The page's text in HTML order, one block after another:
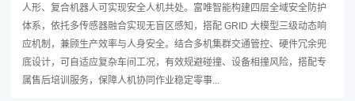
人形、复合机器人可实现安全人机共处。富唯智能构建四层全域安全防护
体系，依托多传感器融合实现无盲区感知，搭配 GRID 大模型三级动态响
应机制，兼顾生产效率与人身安全。结合多机集群交通管控、硬件冗余兜
底设计，可自适应复杂车间工况，有效规避碰撞、设备相撞风险，搭配专
属售后培训服务，保障人机协同作业稳定零事...